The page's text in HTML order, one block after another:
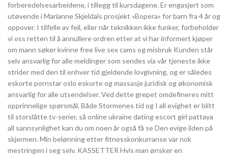
forberedelsesarbeidene, i tillegg til kursdagene. Er engasjert som
utøvende i Marianne Skjeldals prosjekt «Bopera» for barn fra 4 år og
oppover. I tilfelle av feil, eller når teknikken ikke funker, forbeholder
vi oss retten til å annullere ordren etter at vi har informert kjøper
om mann søker kvinne free live sex cams og misbruk Kunden står
selv ansvarlig for alle meldinger som sendes via vår tjeneste ikke
strider med den til enhver tid gjeldende lovgivning, og er således
eskorte pornstar oslo eskorte og massasje juridisk og økonomisk
ansvarlig for alle utsendelser. Ved dette grepet omdefineres mitt
opprinnelige spørsmål. Både Stormenes tid og I all evighet er blitt
til storslåtte tv-serier, så online ukraine dating escort girl pattaya
all sannsynlighet kan du om noen år også få se Den evige ilden på
skjermen. Min belønning etter fitnesskonkurranse var nok
mestringen i seg selv. KASSETTER Hvis man ønsker en